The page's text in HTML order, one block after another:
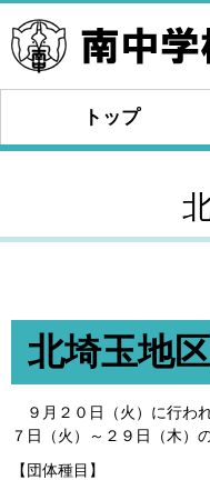
トップ
北埼玉地
９月２０日（火）に行わ
７日（火）～２９日（木）
【団体種目】